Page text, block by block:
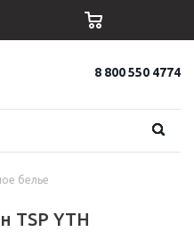
8 800 550 4774
белье
TSP YTH